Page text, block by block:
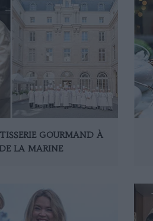
GOURMAND À
LA MARINE